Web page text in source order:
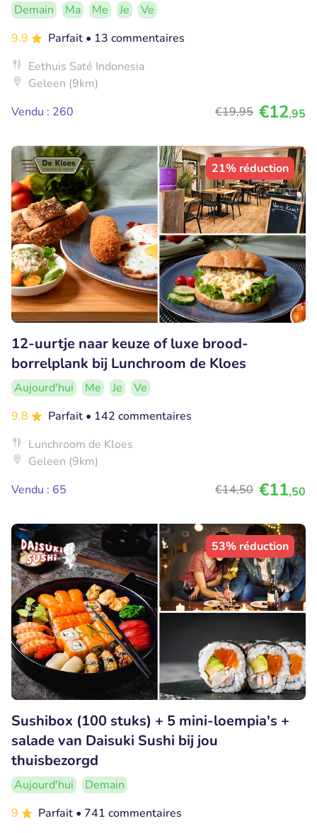
Demain Ma Me Je
Ve
9.9
Parfait • 13 commentaires
Eethuis Saté Indonesia
Geleen (9km)
Vendu : 260
€19,95 €12,95
21% réduction
12-uurtje naar keuze of luxe brood-
borrelplank bij Lunchroom de Kloes
Aujourd'hui Me Je
Ve
9.8
Parfait • 142 commentaires
Lunchroom de Kloes
Geleen (9km)
Vendu : 65
€14,50 €11,50
53% réduction
Sushibox (100 stuks) + 5 mini-loempia's +
salade van Daisuki Sushi bij jou
thuisbezorgd
Aujourd'hui
Demain
9
Parfait • 741 commentaires